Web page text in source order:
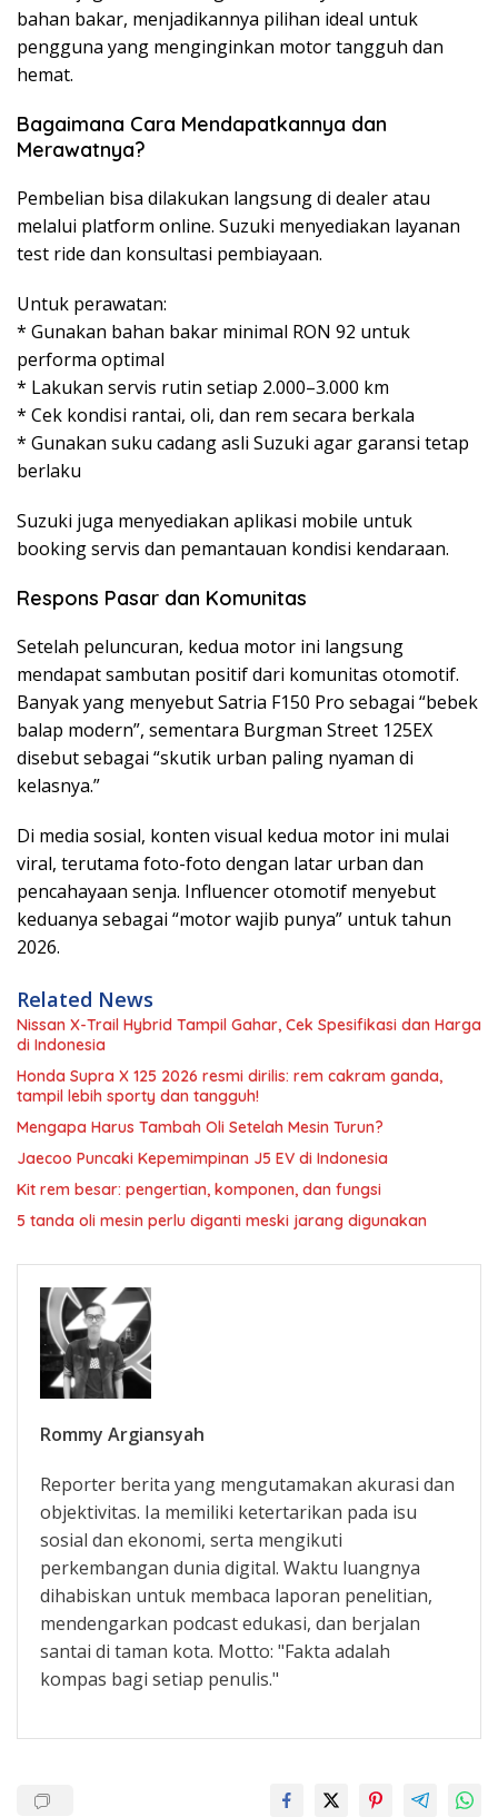
bahan bakar, menjadikannya pilihan ideal untuk
pengguna yang menginginkan motor tangguh dan
hemat.
Bagaimana Cara Mendapatkannya dan
Merawatnya?
Pembelian bisa dilakukan langsung di dealer atau
melalui platform online. Suzuki menyediakan layanan
test ride dan konsultasi pembiayaan.
Untuk perawatan:
* Gunakan bahan bakar minimal RON 92 untuk
performa optimal
* Lakukan servis rutin setiap 2.000–3.000 km
* Cek kondisi rantai, oli, dan rem secara berkala
* Gunakan suku cadang asli Suzuki agar garansi tetap
berlaku
Suzuki juga menyediakan aplikasi mobile untuk
booking servis dan pemantauan kondisi kendaraan.
Respons Pasar dan Komunitas
Setelah peluncuran, kedua motor ini langsung
mendapat sambutan positif dari komunitas otomotif.
Banyak yang menyebut Satria F150 Pro sebagai “bebek
balap modern”, sementara Burgman Street 125EX
disebut sebagai “skutik urban paling nyaman di
kelasnya.”
Di media sosial, konten visual kedua motor ini mulai
viral, terutama foto-foto dengan latar urban dan
pencahayaan senja. Influencer otomotif menyebut
keduanya sebagai “motor wajib punya” untuk tahun
2026.
Related News
Nissan X-Trail Hybrid Tampil Gahar, Cek Spesifikasi dan Harga
di Indonesia
Honda Supra X 125 2026 resmi dirilis: rem cakram ganda,
tampil lebih sporty dan tangguh!
Mengapa Harus Tambah Oli Setelah Mesin Turun?
Jaecoo Puncaki Kepemimpinan J5 EV di Indonesia
Kit rem besar: pengertian, komponen, dan fungsi
5 tanda oli mesin perlu diganti meski jarang digunakan
Rommy Argiansyah
Reporter berita yang mengutamakan akurasi dan
objektivitas. Ia memiliki ketertarikan pada isu
sosial dan ekonomi, serta mengikuti
perkembangan dunia digital. Waktu luangnya
dihabiskan untuk membaca laporan penelitian,
mendengarkan podcast edukasi, dan berjalan
santai di taman kota. Motto: "Fakta adalah
kompas bagi setiap penulis."